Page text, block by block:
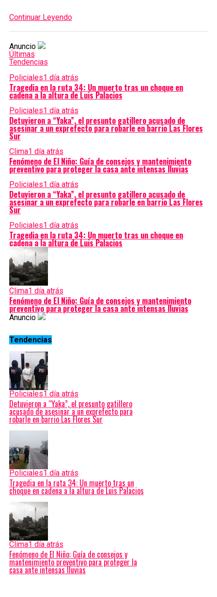
Continuar Leyendo
Anuncio
Últimas
Tendencias
Policiales1 día atrás
Tragedia en la ruta 34: Un muerto tras un choque en
cadena a la altura de Luis Palacios
Policiales1 día atrás
Detuvieron a “Yaka”, el presunto gatillero acusado de
asesinar a un exprefecto para robarle en barrio Las Flores
Sur
Clima1 día atrás
Fenómeno de El Niño: Guía de consejos y mantenimiento
preventivo para proteger la casa ante intensas lluvias
Policiales1 día atrás
Detuvieron a “Yaka”, el presunto gatillero acusado de
asesinar a un exprefecto para robarle en barrio Las Flores
Sur
Policiales1 día atrás
Tragedia en la ruta 34: Un muerto tras un choque en
cadena a la altura de Luis Palacios
Clima1 día atrás
Fenómeno de El Niño: Guía de consejos y mantenimiento
preventivo para proteger la casa ante intensas lluvias
Anuncio
Tendencias
Policiales1 día atrás
Detuvieron a “Yaka”, el presunto gatillero
acusado de asesinar a un exprefecto para
robarle en barrio Las Flores Sur
Policiales1 día atrás
Tragedia en la ruta 34: Un muerto tras un
choque en cadena a la altura de Luis Palacios
Clima1 día atrás
Fenómeno de El Niño: Guía de consejos y
mantenimiento preventivo para proteger la
casa ante intensas lluvias